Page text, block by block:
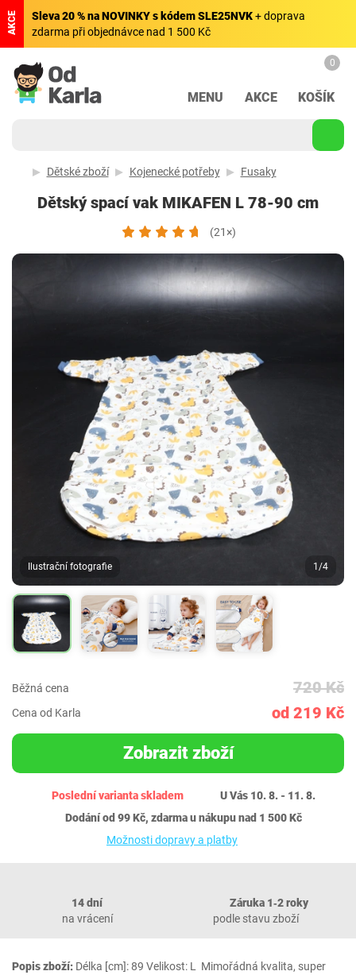
AKCE Sleva 20 % na NOVINKY s kódem SLE25NVK+ doprava
zdarma při objednávce nad 1 500 Kč
MENU AKCE
0
KOŠÍK
Dětské zboží Kojenecké potřeby Fusaky
Dětský spací vak MIKAFEN L 78-90 cm
(21×)
Ilustrační fotografie 1/4
Běžná cena 720 Kč
Cena od Karla od 219 Kč
Zobrazit zboží
Poslední varianta skladem
U Vás 10. 8. - 11. 8.
Dodání od 99 Kč, zdarma u nákupu nad 1 500 Kč
Možnosti dopravy a platby
14 dní
na vrácení
Záruka 1‐2 roky
podle stavu zboží
Popis zboží: Délka [cm]: 89 Velikost: L Mimořádná kvalita, super